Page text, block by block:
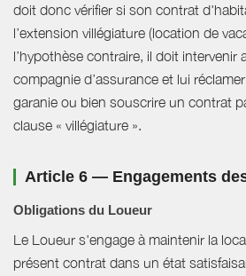
doit donc vérifier si son contrat
l’extension villégiature (location de
l’hypothèse contraire, il doit intervenir
compagnie d’assurance et lui
garanie ou bien souscrire un contrat
clause « villégiature ».
Article 6 — Engagements
Obligations du Loueur
Le Loueur s'engage à maintenir la
présent contrat dans un état